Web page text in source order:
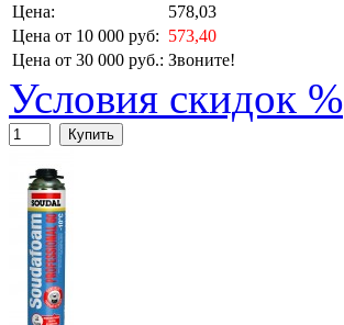
Цена:
578,03
Цена от 10 000 руб: 573,40
Цена от 30 000 руб.: Звоните!
Условия скидок %
Купить